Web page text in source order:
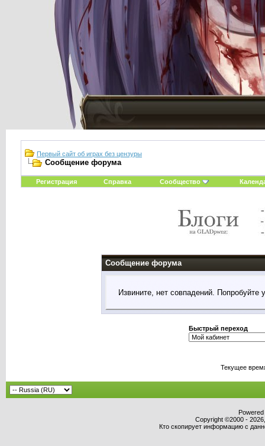
Первый сайт об играх без цензуры
Сообщение форума
Регистрация Справка Сообщество
Сообщение форума
Извините, нет совпадений. Попробуйте
Быстрый переход
Текущее
Copyright ©2000 -
Кто скопирует информацию с